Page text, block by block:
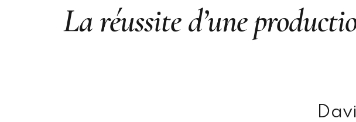
La réussite d’une